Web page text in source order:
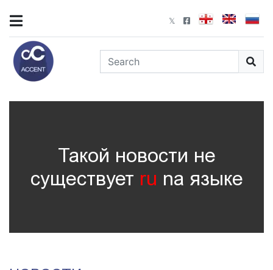
Такой новости не
существует ru nа языке